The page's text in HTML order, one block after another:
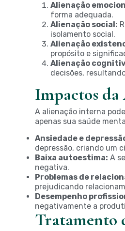
Alienação
forma adequada.
Alienação social:
isolamento social.
Alienação
propósito e
Alienação
decisões,
Impactos
A alienação interna
apenas sua saúde
Ansiedade e
depressão, criando um
Baixa autoestima: A
negativa.
Problemas de
prejudicando
Desempenho
negativamente a
Tratamento